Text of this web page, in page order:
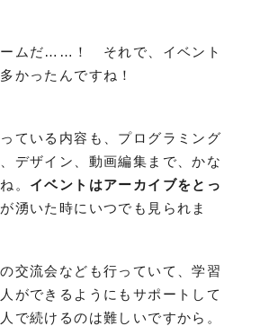
ームだ……！ それで、イベント
かったんですね！
ている内容も、プログラミング
デザイン、動画編集まで、かな
。 イベントはアーカイブをとっ
湧いた時にいつでも見られま
交流会なども行っていて、学習
ができるようにもサポートして
で続けるのは難しいですから。